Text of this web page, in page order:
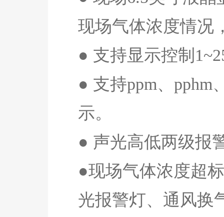
现场气体浓度情况
● 支持显示控制
● 支持ppm、 pphm
示。
● 声光高低两级报
●现场气体浓度超
光报警灯、通风换